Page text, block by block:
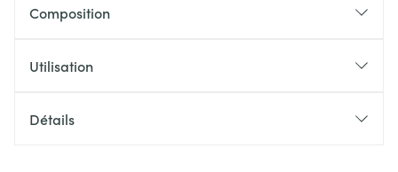
Composition
Utilisation
Détails